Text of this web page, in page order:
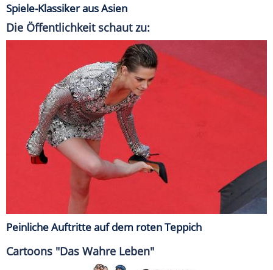
Spiele-Klassiker aus Asien
Die Öffentlichkeit schaut zu:
Peinliche Auftritte auf dem roten Teppich
Cartoons "Das Wahre Leben"